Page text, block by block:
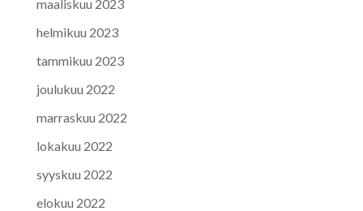
maaliskuu 2023
helmikuu 2023
tammikuu 2023
joulukuu 2022
marraskuu 2022
lokakuu 2022
syyskuu 2022
elokuu 2022